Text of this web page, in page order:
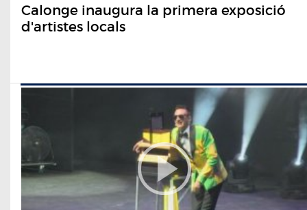
Calonge inaugura la primera exposició
d'artistes locals